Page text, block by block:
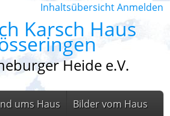
InhaltsübersichtAnmelden
Karsch Haus
Heide e.V.
ums Haus Bilder vom Haus